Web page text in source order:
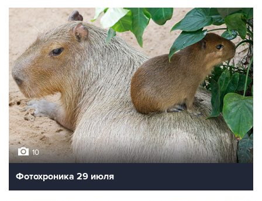
10
Фотохроника 29 июля